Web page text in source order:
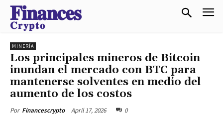
𝐅𝐢𝐧𝐚𝐧𝐜𝐞𝐬
𝐂𝐫𝐲𝐩𝐭𝐨
MINERÍA
Los principales mineros de Bitcoin
inundan el mercado con BTC para
mantenerse solventes en medio del
aumento de los costos
Por Financescrypto April 17, 2026 0